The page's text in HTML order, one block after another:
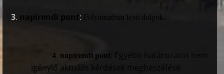
3. napirendi pont: Folyamatban lévő dolgok.
4. napirendi pont : Egyébb határozatot nem
igénylő aktuális kérdések megbeszélése.